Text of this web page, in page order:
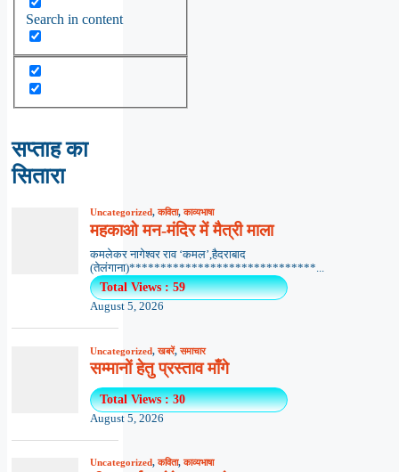
Search in content
सप्ताह का
सितारा
Uncategorized,कविता,काव्यभाषा
महकाओ मन-मंदिर में मैत्री माला
कमलेकर नागेश्वर राव ‘कमल’,हैदराबाद
(तेलंगाना)******************************...
Total Views : 59
August 5, 2026
Uncategorized,खबरें,समाचार
सम्मानों हेतु प्रस्ताव माँगे
Total Views : 30
August 5, 2026
Uncategorized,कविता,काव्यभाषा